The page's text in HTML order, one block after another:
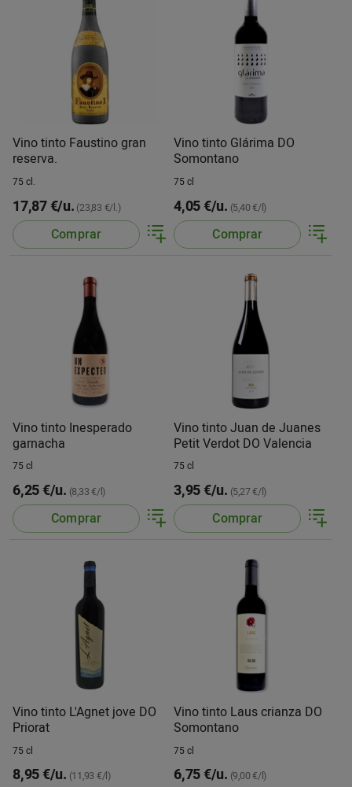
Vino tinto Faustino gran
reserva.
75 cl.
17,87 €/u. (23,83 €/l.)
Comprar
Vino tinto Glárima DO
Somontano
75 cl
4,05 €/u. (5,40 €/l)
Comprar
Vino tinto Inesperado
garnacha
75 cl
6,25 €/u. (8,33 €/l)
Comprar
Vino tinto Juan de Juanes
Petit Verdot DO Valencia
75 cl
3,95 €/u. (5,27 €/l)
Comprar
Vino tinto L'Agnet jove DO
Priorat
75 cl
8,95 €/u. (11,93 €/l)
Vino tinto Laus crianza DO
Somontano
75 cl
6,75 €/u. (9,00 €/l)